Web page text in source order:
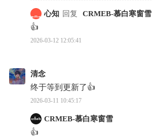
心知 回复 CRMEB-慕白寒窗雪
👍
2026-03-12 12:05:41
清念
终于等到更新了👍
2026-03-11 10:45:17
CRMEB-慕白寒窗雪
👍